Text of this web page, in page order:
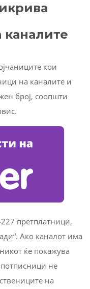
кои
на каналите и
број, соопшти
претплатници,
Ако каналот има
ќе покажува
потписници не
на